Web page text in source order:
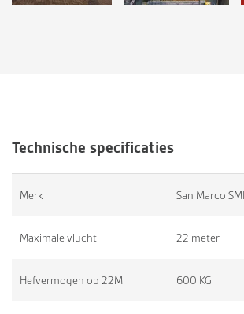
Technische specificaties
Merk San Marco
Maximale vlucht 22 meter
Hefvermogen op 22M 600 KG